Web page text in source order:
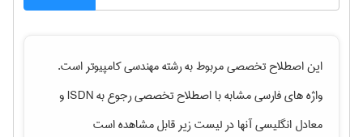
این اصطلاح تخصصی مربوط به رشتهمهندسی كامپيوتراست.
واژه های فارسی مشابه با اصطلاح تخصصیرجوع به ISDN
و
معادل انگلیسی آنها در لیست زیر قابل مشاهده است